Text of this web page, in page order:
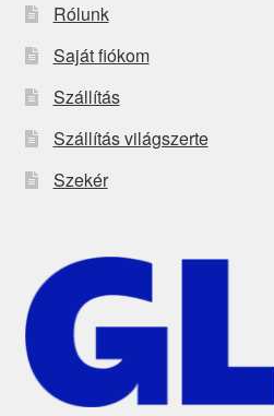
Rólunk
Saját fiókom
Szállítás
Szállítás világszerte
Szekér